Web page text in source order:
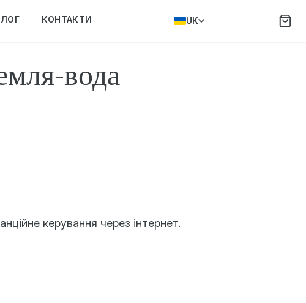
КОНТАКТИ UK
вода
керування через інтернет.